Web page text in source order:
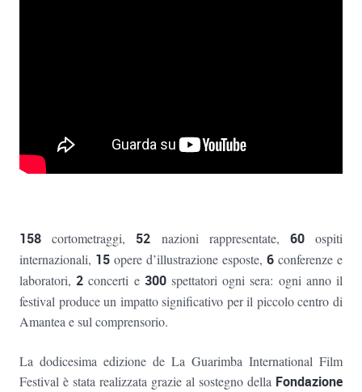
158 cortometraggi, 52 nazioni rappresentate, 60ospiti
internazionali, 15 opere d’illustrazione esposte, 6 conferenze e
laboratori, 2 concerti e 300spettatori ogni sera: ogni anno il
festival produce un impatto significativo per il piccolo centro di
Amantea e sul comprensorio.
La dodicesima edizione de La Guarimba International Film
Festival è stata realizzata grazie al sostegno della Fondazione